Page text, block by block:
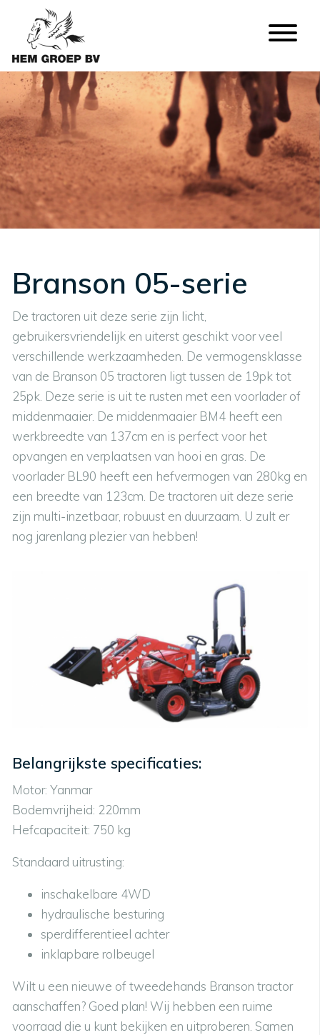
Branson 05-serie
De tractoren uit deze serie zijn licht,
gebruikersvriendelijk en uiterst geschikt voor veel
verschillende werkzaamheden. De vermogensklasse
van de Branson 05 tractoren ligt tussen de 19pk tot
25pk. Deze serie is uit te rusten met een voorlader of
middenmaaier. De middenmaaier BM4 heeft een
werkbreedte van 137cm en is perfect voor het
opvangen en verplaatsen van hooi en gras. De
voorlader BL90 heeft een hefvermogen van 280kg en
een breedte van 123cm. De tractoren uit deze serie
zijn multi-inzetbaar, robuust en duurzaam. U zult er
nog jarenlang plezier van hebben!
Belangrijkste specificaties:
Motor: Yanmar
Bodemvrijheid: 220mm
Hefcapaciteit: 750 kg
Standaard uitrusting:
inschakelbare 4WD
hydraulische besturing
sperdifferentieel achter
inklapbare rolbeugel
Wilt u een nieuwe of tweedehands Branson tractor
aanschaffen? Goed plan! Wij hebben een ruime
voorraad die u kunt bekijken en uitproberen. Samen